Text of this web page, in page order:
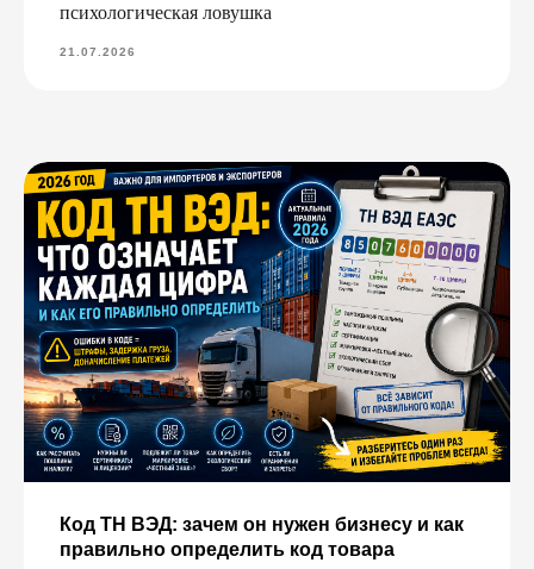
психологическая ловушка
21.07.2026
Код ТН ВЭД: зачем он нужен бизнесу и как
правильно определить код товара